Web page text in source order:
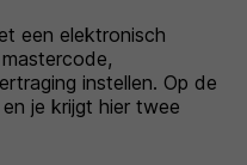
een elektronisch
instellen. Op de
je krijgt hier twee